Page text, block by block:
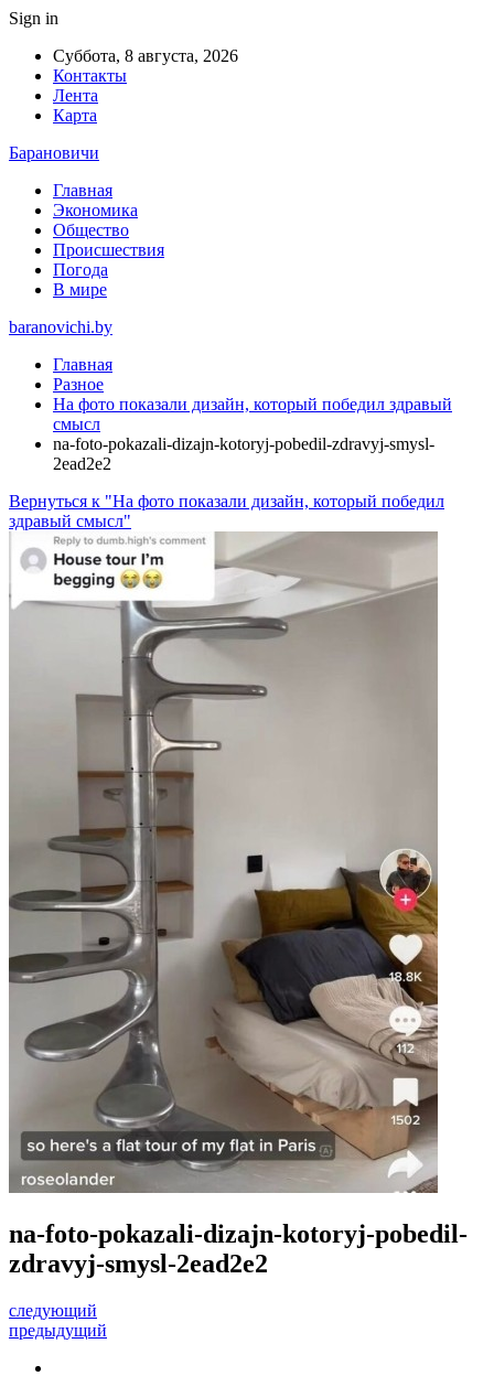
Sign in
Суббота, 8 августа, 2026
Контакты
Лента
Карта
Барановичи
Главная
Экономика
Общество
Происшествия
Погода
В мире
baranovichi.by
Главная
Разное
На фото показали дизайн, который победил здравый
смысл
na-foto-pokazali-dizajn-kotoryj-pobedil-zdravyj-smysl-
2ead2e2
Вернуться к "На фото показали дизайн, который победил
здравый смысл"
na-foto-pokazali-dizajn-kotoryj-pobedil-
zdravyj-smysl-2ead2e2
следующий
предыдущий